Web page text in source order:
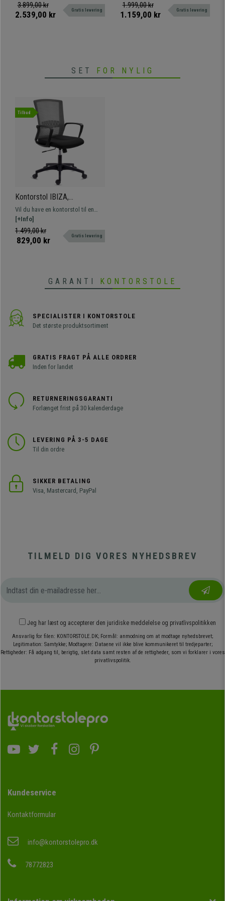
er nærmest flad. Stor komfort.
Begrænset antal!
3.899,00 kr
2.539,00 kr Gratis levering
komfortabel og robust. Justerbart
ryglæn og armlæn, ergonomisk
1.999,00 kr
1.159,00 kr Gratis levering
SET FOR NYLIG
Tilbud
Kontorstol IBIZA,
Komfortabel og robust,
Lændestøtte, Vippefunktion,
Grå
Vil du have en kontorstol til en
god pris, men uden at give efter?
Denne model har lændestøtte og
er meget komfortabel og robust.
[+Info]
1.499,00 kr
829,00 kr Gratis levering
GARANTI KONTORSTOLE
SPECIALISTER I KONTORSTOLE
Det største produktsortiment
GRATIS FRAGT PÅ ALLE ORDRER
Inden for landet
RETURNERINGSGARANTI
Forlænget frist på 30 kalenderdage
LEVERING PÅ 3-5 DAGE
Til din ordre
SIKKER BETALING
Visa, Mastercard, PayPal
TILMELD DIG VORES NYHEDSBREV
Jeg har læst og accepterer den juridiske meddelelse og privatlivspolitikken
Ansvarlig for filen: KONTORSTOLE.DK; Formål: anmodning om at modtage nyhedsbrevet;
Legitimation: Samtykke; Modtagere: Dataene vil ikke blive kommunikeret til tredjeparter;
Rettigheder: Få adgang til, berigtig, slet data samt resten af de rettigheder, som vi forklarer i vores
privatlivspolitik.
Kundeservice
Kontaktformular
info@kontorstolepro.dk
78772823